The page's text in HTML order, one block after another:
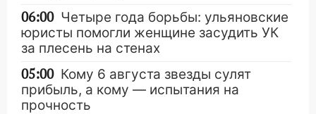
06:00 Четыре года борьбы: ульяновские
юристы помогли женщине засудить УК
за плесень на стенах
05:00 Кому 6 августа звезды сулят
прибыль, а кому — испытания на
прочность